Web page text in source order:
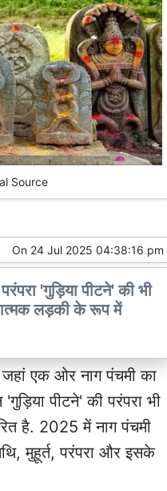
Source
On 24 Jul 2025 04:38:16 pm
'गुड़िया पीटने' की भी
लड़की के रूप में
जहां एक ओर नाग पंचमी का
पीटने' की परंपरा भी
है. 2025 में नाग पंचमी
मुहूर्त, परंपरा और इसके